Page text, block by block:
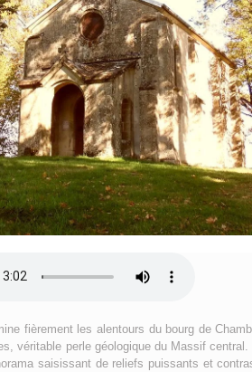
fièrement les alentours du bourg de
véritable perle géologique du Massif
saisissant de reliefs puissants et